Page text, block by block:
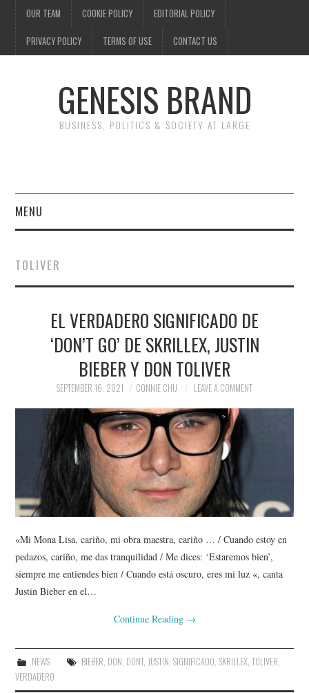
OUR TEAM COOKIE POLICY EDITORIAL POLICY
PRIVACY POLICY TERMS OF USE CONTACT US
GENESIS BRAND
BUSINESS, POLITICS & SOCIETY AT LARGE
MENU
FINANCE
NEWS
POLITICS
SOCIETY
SPORTS
TECHNOLOGY
TOLIVER
EL VERDADERO SIGNIFICADO DE
‘DON’T GO’ DE SKRILLEX, JUSTIN
BIEBER Y DON TOLIVER
SEPTEMBER 16, 2021 CONNIE CHU LEAVE A COMMENT
«Mi Mona Lisa, cariño, mi obra maestra, cariño … / Cuando estoy en
pedazos, cariño, me das tranquilidad / Me dices: ‘Estaremos bien’,
siempre me entiendes bien / Cuando está oscuro, eres mi luz «, canta
Justin Bieber en el…
Continue Reading →
NEWS BIEBER, DON, DONT, JUSTIN, SIGNIFICADO, SKRILLEX, TOLIVER,
VERDADERO